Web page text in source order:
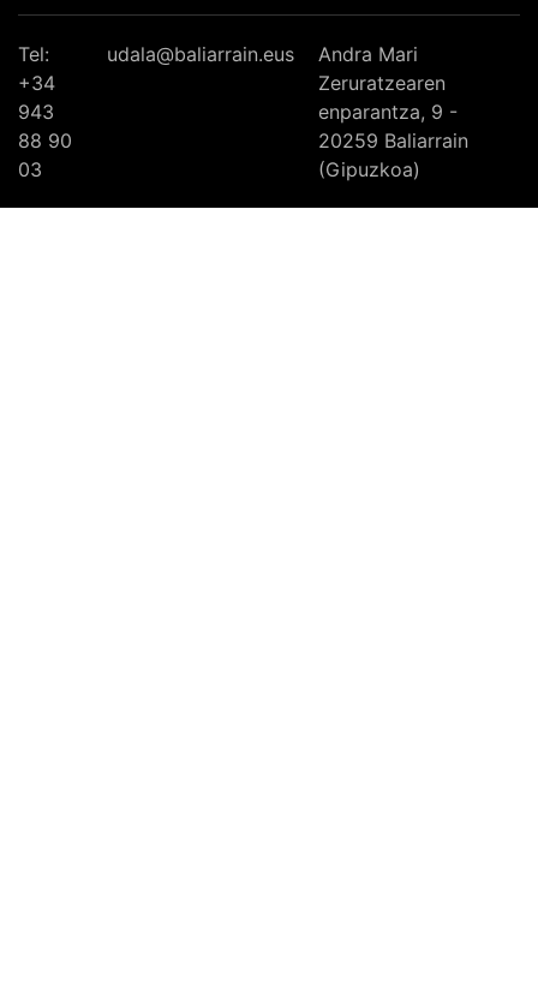
Tel:
+34
943
88 90
03
udala@baliarrain.eus
Andra Mari
Zeruratzearen
enparantza, 9 -
20259 Baliarrain
(Gipuzkoa)